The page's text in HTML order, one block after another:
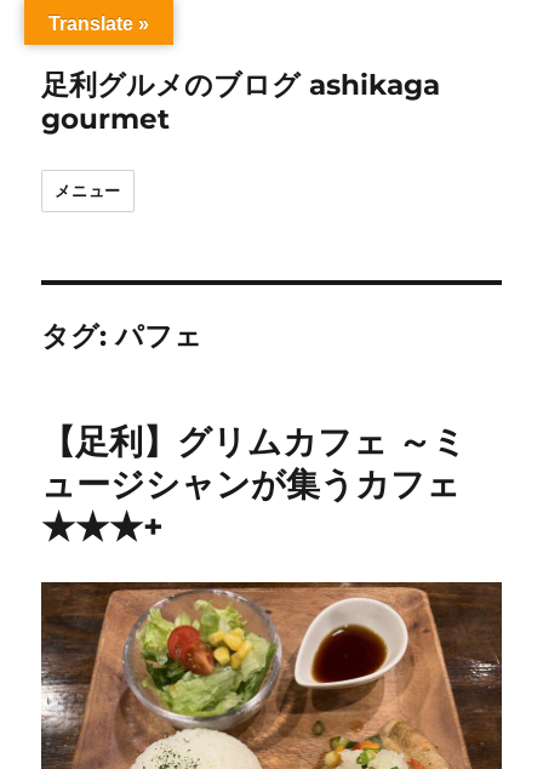
足利グルメのブログ ashikaga
gourmet
メニュー
タグ:パフェ
【足利】グリムカフェ ～ミ
ュージシャンが集うカフェ
★★★+
Translate »